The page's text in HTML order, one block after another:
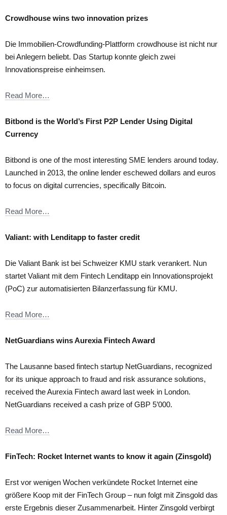
Crowdhouse wins two innovation prizes
Die Immobilien-Crowdfunding-Plattform crowdhouse ist nicht nur
bei Anlegern beliebt. Das Startup konnte gleich zwei
Innovationspreise einheimsen.
Read More…
Bitbond is the World’s First P2P Lender Using Digital
Currency
Bitbond is one of the most interesting SME lenders around today.
Launched in 2013, the online lender eschewed dollars and euros
to focus on digital currencies, specifically Bitcoin.
Read More…
Valiant: with Lenditapp to faster credit
Die Valiant Bank ist bei Schweizer KMU stark verankert. Nun
startet Valiant mit dem Fintech Lenditapp ein Innovationsprojekt
(PoC) zur automatisierten Bilanzerfassung für KMU.
Read More…
NetGuardians wins Aurexia Fintech Award
The Lausanne based fintech startup NetGuardians, recognized
for its unique approach to fraud and risk assurance solutions,
received the Aurexia Fintech award last week in London.
NetGuardians received a cash prize of GBP 5’000.
Read More…
FinTech: Rocket Internet wants to know it again (Zinsgold)
Erst vor wenigen Wochen verkündete Rocket Internet eine
größere Koop mit der FinTech Group – nun folgt mit Zinsgold das
erste Ergebnis dieser Zusammenarbeit. Hinter Zinsgold verbirgt